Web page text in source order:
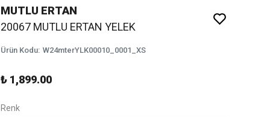
MUTLU ERTAN
20067 MUTLU ERTAN YELEK
Ürün Kodu: W24mterYLK00010_0001_XS
₺ 1,899.00
Renk